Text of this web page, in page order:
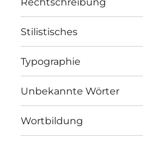
Stilistisches
Typographie
Unbekannte Wörter
Wortbildung